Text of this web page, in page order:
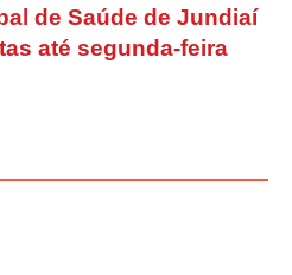
de Saúde de Jundiaí
até segunda-feira